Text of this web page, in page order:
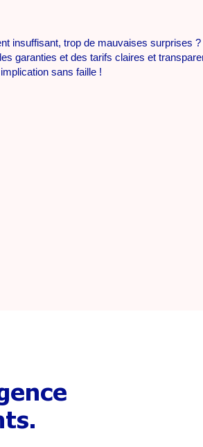
insuffisant, trop de mauvaises surprises ?
garanties et des tarifs claires et
sans faille !